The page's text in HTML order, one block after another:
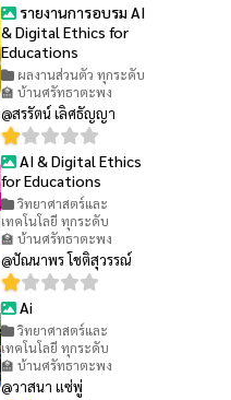
รายงานการอบรม AI
& Digital Ethics for
Educations
ผลงานส่วนตัว ทุกระดับ
🏫 บ้านศรัทธาตะพง
@สรรัตน์ เลิศธัญญา
AI & Digital Ethics
for Educations
วิทยาศาสตร์และ
เทคโนโลยี ทุกระดับ
🏫 บ้านศรัทธาตะพง
@ปัณนาพร โชติสุวรรณ์
Ai
วิทยาศาสตร์และ
เทคโนโลยี ทุกระดับ
🏫 บ้านศรัทธาตะพง
@วาสนา แซ่พู่